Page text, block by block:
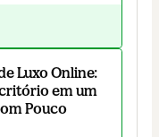
Luxo Online:
em um
Pouco